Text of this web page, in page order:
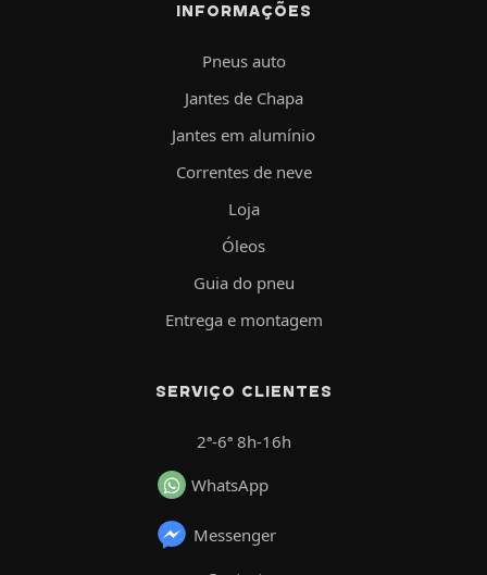
INFORMAÇÕES
Pneus auto
Jantes de Chapa
Jantes em alumínio
Correntes de neve
Loja
Óleos
Guia do pneu
Entrega e montagem
SERVIÇO CLIENTES
2ª-6ª 8h-16h
WhatsApp
Messenger